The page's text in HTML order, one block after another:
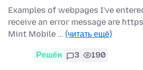
Examples of webpages I've
receive an error message are
Mint Mobile … (читать ещё)
Решён 3 190